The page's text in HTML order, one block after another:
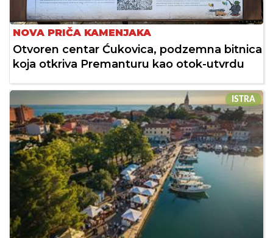
NOVA PRIČA KAMENJAKA
Otvoren centar Ćukovica, podzemna bitnica
koja otkriva Premanturu kao otok-utvrdu
ISTRA